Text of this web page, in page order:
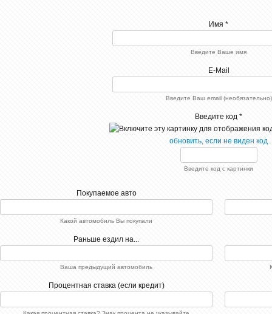
Имя *
Введите Ваше имя
E-Mail
Введите Ваш email (необязательно)
Введите код *
обновить, если не виден код
Введите код с картинки
Покупаемое авто
Какой автомобиль Вы покупали
Раньше ездил на...
Ваша предыдущий автомобиль
Процентная ставка (если кредит)